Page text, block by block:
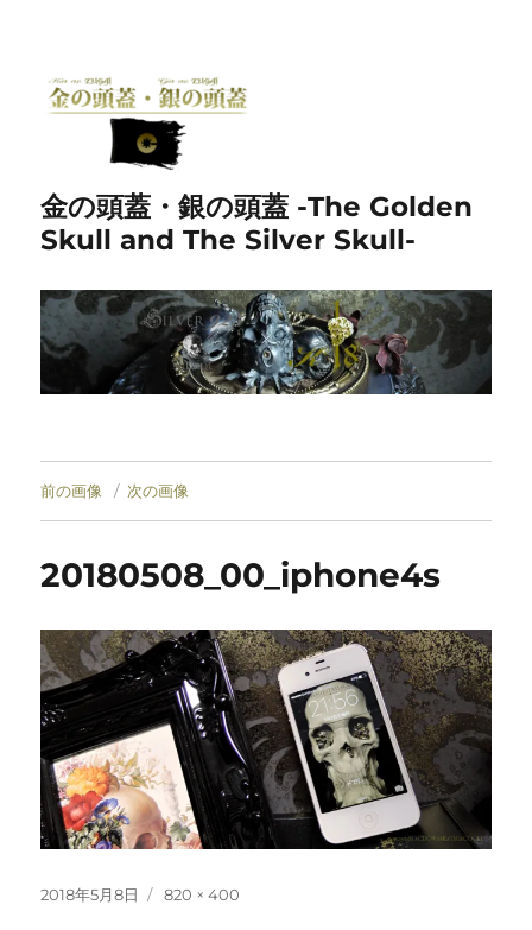
金の頭蓋・銀の頭蓋 -The Golden
Skull and The Silver Skull-
前の画像 次の画像
20180508_00_iphone4s
投
2018年5月8日
フ
820 × 400